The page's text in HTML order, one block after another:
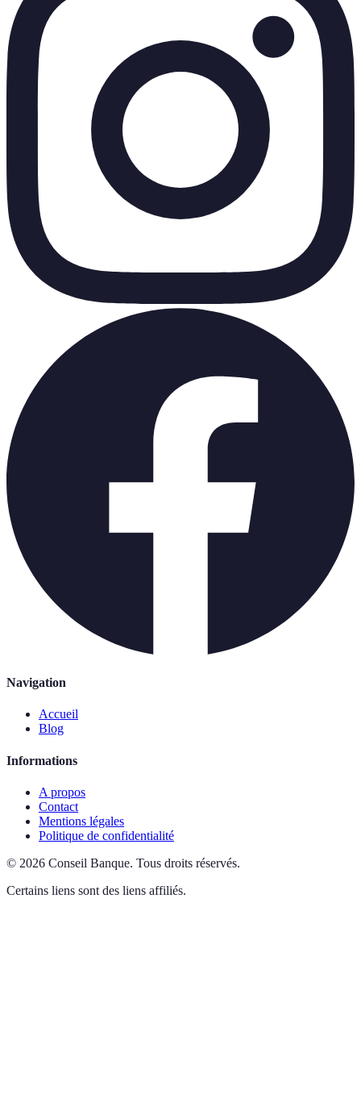
Navigation
Accueil
Blog
Informations
A propos
Contact
Mentions légales
Politique de confidentialité
© 2026 Conseil Banque. Tous droits réservés.
Certains liens sont des liens affiliés.